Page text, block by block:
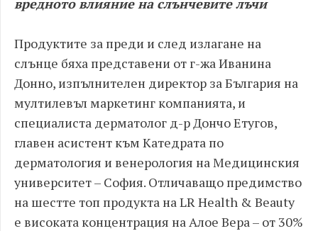
вредното влияние на слънчевите лъчи
Продуктите за преди и след излагане на
слънце бяха представени от г-жа Иванина
Донно, изпълнитeлен директор за България на
мултилевъл маркетинг компанията, и
специалиста дерматолог д-р Дончо Етугов,
главен асистент към Катедрата по
дерматология и венерология на Медицинския
университет – София. Отличаващо предимство
на шестте топ продукта на LR Health & Beauty
е високата концентрация на Алое Вера – от 30%